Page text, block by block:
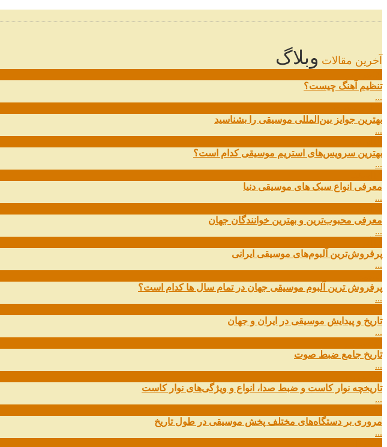
آخرین مقالات وبلاگ
تنظیم آهنگ چیست؟
...
بهترین جوایز بین‌المللی موسیقی را بشناسید
...
بهترین سرویس‌های استریم موسیقی کدام است؟
...
معرفی انواع سبک های موسیقی دنیا
...
معرفی محبوب‌ترین و بهترین خوانندگان جهان
...
پرفروش‌ترین آلبوم‌های موسیقی ایرانی
...
پرفروش ترین آلبوم موسیقی جهان در تمام سال ها کدام است؟
...
تاریخ و پیدایش موسیقی در ایران و جهان
...
تاریخ جامع ضبط صوت
...
تاریخچه نوار کاست و ضبط صدا، انواع و ویژگی‌های نوار کاست
...
مروری بر دستگاه‌های مختلف پخش موسیقی در طول تاریخ
...